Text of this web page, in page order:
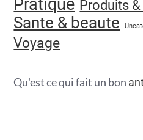
Pratique Produits
Sante & beaute
Voyage
Qu'est ce qui fait un bon